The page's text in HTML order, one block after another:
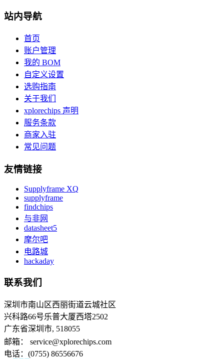
站内导航
首页
账户管理
我的 BOM
自定义设置
选购指南
关于我们
xplorechips 声明
服务条款
商家入驻
常见问题
友情链接
Supplyframe XQ
supplyframe
findchips
与非网
datasheet5
摩尔吧
电路城
hackaday
联系我们
深圳市南山区西丽街道云城社区
兴科路66号乐普大厦西塔2502
广东省深圳市, 518055
邮箱： service@xplorechips.com
电话：(0755) 86556676